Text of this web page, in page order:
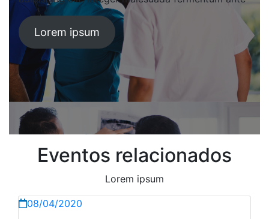
Lorem ipsum
Eventos relacionados
Lorem ipsum
08/04/2020